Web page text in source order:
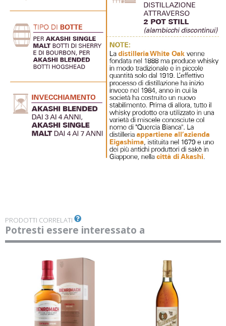
PRODOTTI CORRELATI
Potresti essere interessato a